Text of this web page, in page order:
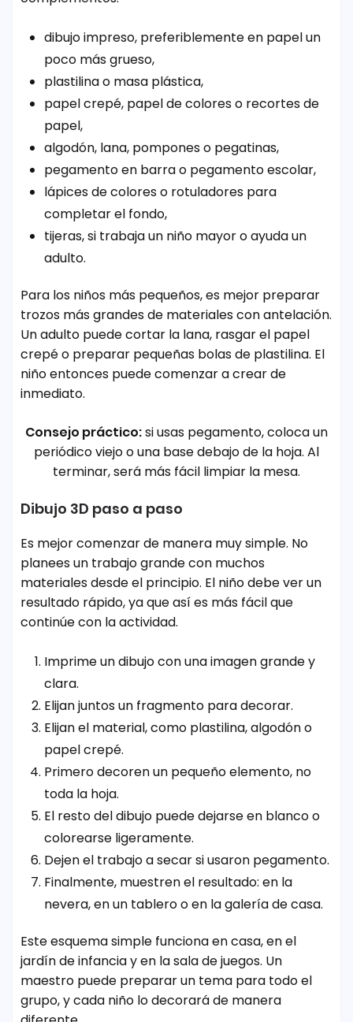
dibujo impreso, preferiblemente en papel un
poco más grueso,
plastilina o masa plástica,
papel crepé, papel de colores o recortes de
papel,
algodón, lana, pompones o pegatinas,
pegamento en barra o pegamento escolar,
lápices de colores o rotuladores para
completar el fondo,
tijeras, si trabaja un niño mayor o ayuda un
adulto.
Para los niños más pequeños, es mejor preparar
trozos más grandes de materiales con antelación.
Un adulto puede cortar la lana, rasgar el papel
crepé o preparar pequeñas bolas de plastilina. El
niño entonces puede comenzar a crear de
inmediato.
Consejo práctico:si usas pegamento, coloca un
periódico viejo o una base debajo de la hoja. Al
terminar, será más fácil limpiar la mesa.
Dibujo 3D paso a paso
Es mejor comenzar de manera muy simple. No
planees un trabajo grande con muchos
materiales desde el principio. El niño debe ver un
resultado rápido, ya que así es más fácil que
continúe con la actividad.
Imprime un dibujo con una imagen grande y
clara.
Elijan juntos un fragmento para decorar.
Elijan el material, como plastilina, algodón o
papel crepé.
Primero decoren un pequeño elemento, no
toda la hoja.
El resto del dibujo puede dejarse en blanco o
colorearse ligeramente.
Dejen el trabajo a secar si usaron pegamento.
Finalmente, muestren el resultado: en la
nevera, en un tablero o en la galería de casa.
Este esquema simple funciona en casa, en el
jardín de infancia y en la sala de juegos. Un
maestro puede preparar un tema para todo el
grupo, y cada niño lo decorará de manera